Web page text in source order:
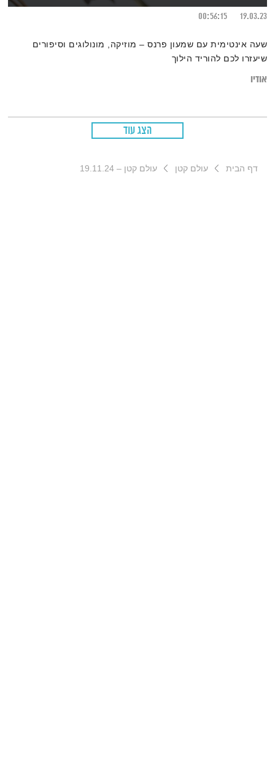
19.03.23
00:56:15
שעה אינטימית עם שמעון פרנס – מוזיקה, מונולוגים וסיפורים
שיעזרו לכם להוריד הילוך
אודיו
הצג עוד
דף הבית עולם קטן עולם קטן – 19.11.24